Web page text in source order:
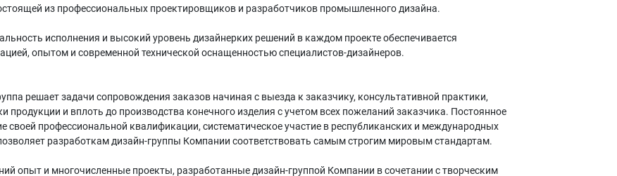
из профессиональных проектировщиков и разработчиков промышленного дизайна.
исполнения и высокий уровень дизайнерких решений в каждом проекте обеспечивается
опытом и современной технической оснащенностью специалистов-дизайнеров.
решает задачи сопровождения заказов начиная с выезда к заказчику, консультативной практики,
продукции и вплоть до производства конечного изделия с учетом всех пожеланий заказчика. Постоянное
своей профессиональной квалификации, систематическое участие в республиканских и международных
разработкам дизайн-группы Компании соответствовать самым строгим мировым стандартам.
опыт и многочисленные проекты, разработанные дизайн-группой Компании в сочетании с творческим